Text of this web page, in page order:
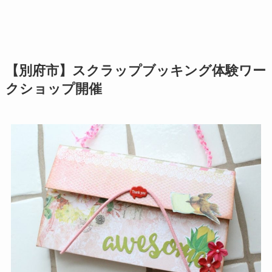
【別府市】スクラップブッキング体験ワー
クショップ開催